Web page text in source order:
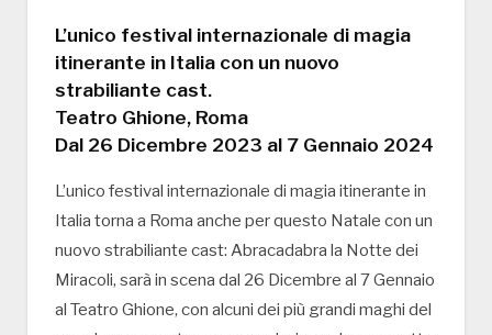
L’unico festival internazionale di magia
itinerante in Italia con un nuovo
strabiliante cast.
Teatro Ghione, Roma
Dal 26 Dicembre 2023 al 7 Gennaio 2024
L’unico festival internazionale di magia itinerante in
Italia torna a Roma anche per questo Natale con un
nuovo strabiliante cast: Abracadabra la Notte dei
Miracoli, sarà in scena dal 26 Dicembre al 7 Gennaio
al Teatro Ghione, con alcuni dei più grandi maghi del